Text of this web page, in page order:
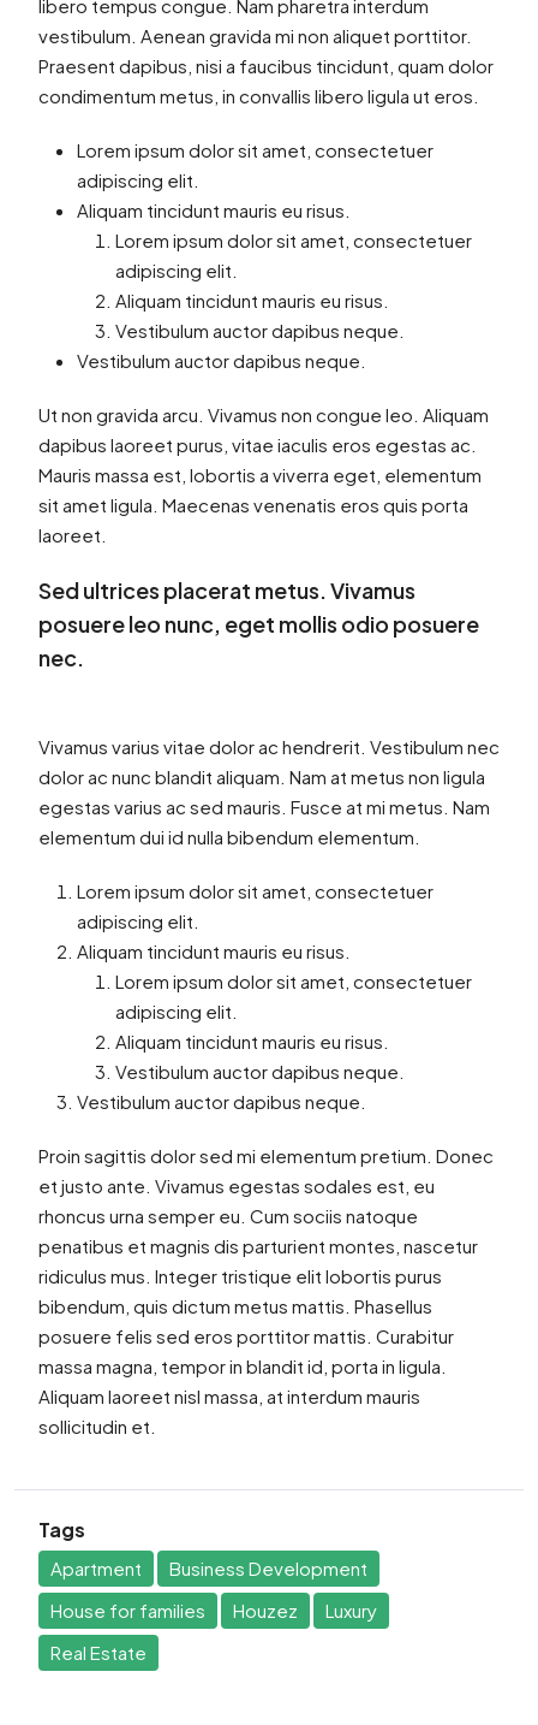
libero tempus congue. Nam pharetra interdum
vestibulum. Aenean gravida mi non aliquet porttitor.
Praesent dapibus, nisi a faucibus tincidunt, quam dolor
condimentum metus, in convallis libero ligula ut eros.
Lorem ipsum dolor sit amet, consectetuer
adipiscing elit.
Aliquam tincidunt mauris eu risus.
Lorem ipsum dolor sit amet, consectetuer
adipiscing elit.
Aliquam tincidunt mauris eu risus.
Vestibulum auctor dapibus neque.
Vestibulum auctor dapibus neque.
Ut non gravida arcu. Vivamus non congue leo. Aliquam
dapibus laoreet purus, vitae iaculis eros egestas ac.
Mauris massa est, lobortis a viverra eget, elementum
sit amet ligula. Maecenas venenatis eros quis porta
laoreet.
Sed ultrices placerat metus. Vivamus
posuere leo nunc, eget mollis odio posuere
nec.
Vivamus varius vitae dolor ac hendrerit. Vestibulum nec
dolor ac nunc blandit aliquam. Nam at metus non ligula
egestas varius ac sed mauris. Fusce at mi metus. Nam
elementum dui id nulla bibendum elementum.
Lorem ipsum dolor sit amet, consectetuer
adipiscing elit.
Aliquam tincidunt mauris eu risus.
Lorem ipsum dolor sit amet, consectetuer
adipiscing elit.
Aliquam tincidunt mauris eu risus.
Vestibulum auctor dapibus neque.
Vestibulum auctor dapibus neque.
Proin sagittis dolor sed mi elementum pretium. Donec
et justo ante. Vivamus egestas sodales est, eu
rhoncus urna semper eu. Cum sociis natoque
penatibus et magnis dis parturient montes, nascetur
ridiculus mus. Integer tristique elit lobortis purus
bibendum, quis dictum metus mattis. Phasellus
posuere felis sed eros porttitor mattis. Curabitur
massa magna, tempor in blandit id, porta in ligula.
Aliquam laoreet nisl massa, at interdum mauris
sollicitudin et.
Tags
Apartment
Business Development
House for families
Houzez
Luxury
Real Estate